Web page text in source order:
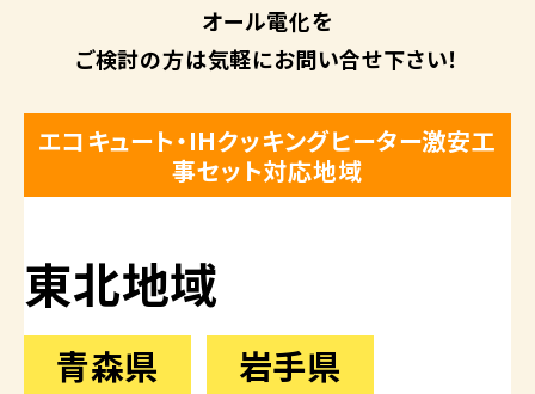
オール電化を
ご検討の方は気軽にお問い合せ下さい！
エコキュート・IHクッキングヒーター激安工
事セット対応地域
東北地域
青森県
岩手県